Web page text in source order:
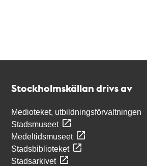
Stockholmskällan drivs av
Medioteket, utbildningsförvaltningen
Stadsmuseet
Medeltidsmuseet
Stadsbiblioteket
Stadsarkivet